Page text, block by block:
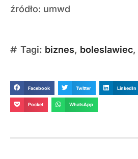
źródło: umwd
Tagi: biznes, boleslawiec,
Facebook Twitter LinkedIn
Pocket WhatsApp